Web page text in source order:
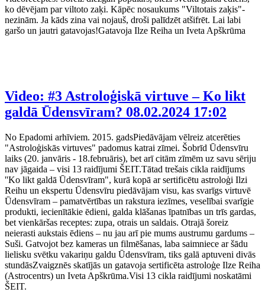
ko dēvējam par viltoto zaķi. Kāpēc nosaukums "Viltotais zaķis"-
nezinām. Ja kāds zina vai nojauš, droši palīdzēt atšifrēt. Lai labi
garšo un jautri gatavojas!Gatavoja Ilze Reiha un Iveta Apškrūma
Video: #3 Astroloģiskā virtuve – Ko likt
galdā Ūdensvīram? 08.02.2024 17:02
No Epadomi arhīviem. 2015. gadsPiedāvājam vēlreiz atcerēties
"Astroloģiskās virtuves" padomus katrai zīmei. Šobrīd Ūdensvīru
laiks (20. janvāris - 18.februāris), bet arī citām zīmēm uz savu sēriju
nav jāgaida – visi 13 raidījumi ŠEIT.Tātad trešais cikla raidījums
''Ko likt galdā Ūdensvīram", kurā kopā ar sertificētu astroloģi Ilzi
Reihu un ekspertu Ūdensvīru piedāvājam visu, kas svarīgs virtuvē
Ūdensvīram – pamatvērtības un rakstura iezīmes, veselībai svarīgie
produkti, iecienītākie ēdieni, galda klāšanas īpatnības un trīs gardas,
bet vienkāršas receptes: zupa, otrais un saldais. Otrajā šoreiz
neierasti aukstais ēdiens – nu jau arī pie mums austrumu gardums –
Suši. Gatvojot bez kameras un filmēšanas, laba saimniece ar šādu
lielisku svētku vakariņu galdu Ūdensvīram, tiks galā aptuveni divās
stundāsZvaigznēs skatījās un gatavoja sertificēta astroloģe Ilze Reiha
(Astrocentrs) un Iveta Apškrūma.Visi 13 cikla raidījumi noskatāmi
ŠEIT.